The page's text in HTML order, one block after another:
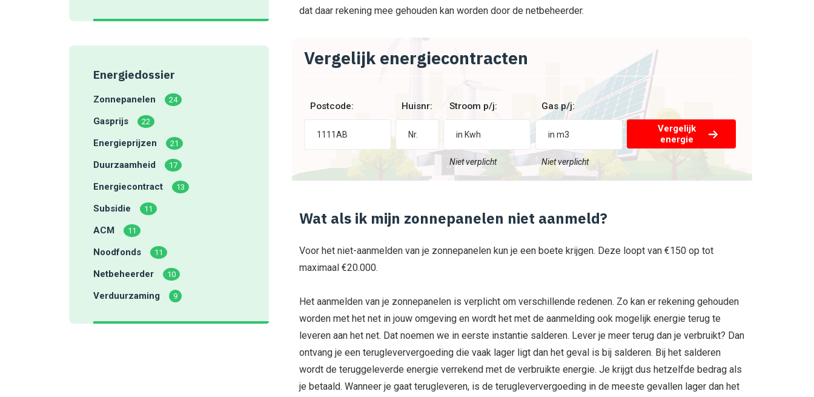
Energiedossier
Zonnepanelen 24
Gasprijs 22
Energieprijzen 21
Duurzaamheid 17
Energiecontract 13
Subsidie 11
ACM 11
Noodfonds 11
Netbeheerder 10
Verduurzaming 9
dat daar rekening mee gehouden kan worden door de netbeheerder.
Vergelijk energiecontracten
Postcode: Huisnr: Stroom p/j: Gas p/j:
Vergelijk
energie
Niet verplicht Niet verplicht
Wat als ik mijn zonnepanelen niet aanmeld?
Voor het niet-aanmelden van je zonnepanelen kun je een boete krijgen. Deze loopt van €150 op tot
maximaal €20.000.
Het aanmelden van je zonnepanelen is verplicht om verschillende redenen. Zo kan er rekening gehouden
worden met het net in jouw omgeving en wordt het met de aanmelding ook mogelijk energie terug te
leveren aan het net. Dat noemen we in eerste instantie salderen. Lever je meer terug dan je verbruikt? Dan
ontvang je een terugleververgoeding die vaak lager ligt dan het geval is bij salderen. Bij het salderen
wordt de teruggeleverde energie verrekend met de verbruikte energie. Je krijgt dus hetzelfde bedrag als
je betaald. Wanneer je gaat terugleveren, is de terugleververgoeding in de meeste gevallen lager dan het